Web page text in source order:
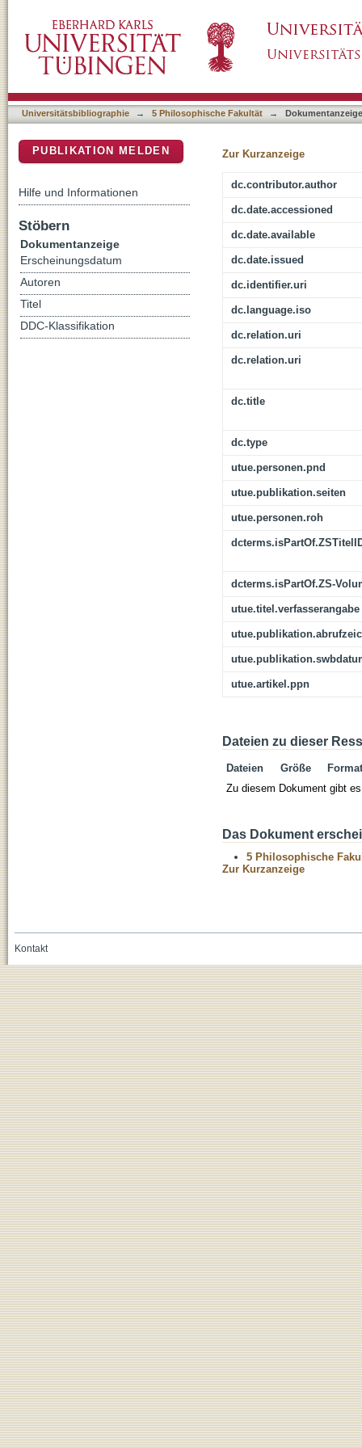
Universitätsbibliographie → 5 Philosophische Fakultät → Dokumentanzeige
Zur Kurzanzeige
dc.contributor.author
dc.date.accessioned
dc.date.available
dc.date.issued
dc.identifier.uri
dc.language.iso
dc.relation.uri
dc.relation.uri
dc.title
dc.type
utue.personen.pnd
utue.publikation.seiten
utue.personen.roh
dcterms.isPartOf.ZS-
utue.titel.verfasserangabe
utue.artikel.ppn
Dateien zu dieser
Dateien Größe
Format
Zu diesem Dokument gibt
Das Dokument
5 Philosophische
Zur Kurzanzeige
PUBLIKATION MELDEN
Hilfe und Informationen
Stöbern
Dokumentanzeige
Erscheinungsdatum
Autoren
Titel
DDC-Klassifikation
Kontakt